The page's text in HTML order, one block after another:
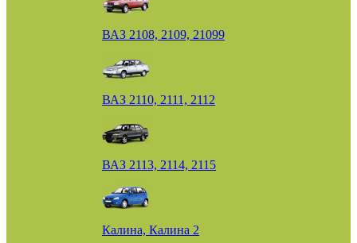
ВАЗ 2108, 2109, 21099
ВАЗ 2110, 2111, 2112
ВАЗ 2113, 2114, 2115
Калина, Калина 2